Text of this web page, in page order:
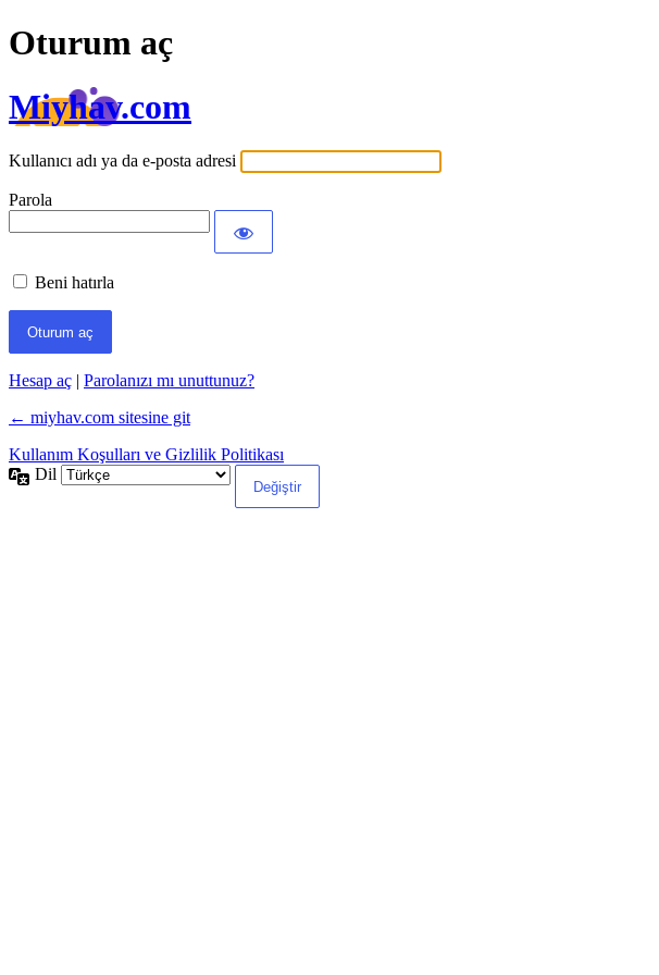
Oturum aç
Miyhav.com
Kullanıcı adı ya da e-posta adresi
Parola
Beni hatırla
Hesap aç | Parolanızı mı unuttunuz?
← miyhav.com sitesine git
Kullanım Koşulları ve Gizlilik Politikası
Dil